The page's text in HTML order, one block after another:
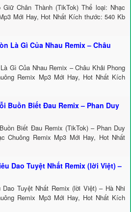
Giữ Chân Thành (TikTok) Thể loại: Nhạc
Mới Hay, Hot Nhất Kích thước: 540 Kb
Là Gì Của Nhau Remix – Châu
Gì Của Nhau Remix – Châu Khải Phong
Remix Mp3 Mới Hay, Hot Nhất Kích
Buồn Biết Đau Remix – Phan Duy
Biết Đau Remix (TikTok) – Phan Duy
Chuông Remix Mp3 Mới Hay, Hot Nhất
Dao Tuyệt Nhất Remix (lời Việt) –
Dao Tuyệt Nhất Remix (lời Việt) – Hà Nhi
Remix Mp3 Mới Hay, Hot Nhất Kích